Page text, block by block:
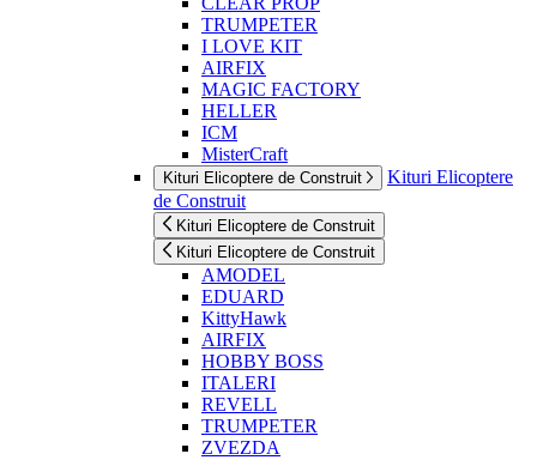
TRUMPETER
I LOVE KIT
AIRFIX
MAGIC FACTORY
HELLER
ICM
MisterCraft
Kituri Elicoptere de Construit
Kituri Elicoptere
de Construit
Kituri Elicoptere de Construit
Kituri Elicoptere de Construit
AMODEL
EDUARD
KittyHawk
AIRFIX
HOBBY BOSS
ITALERI
REVELL
TRUMPETER
ZVEZDA